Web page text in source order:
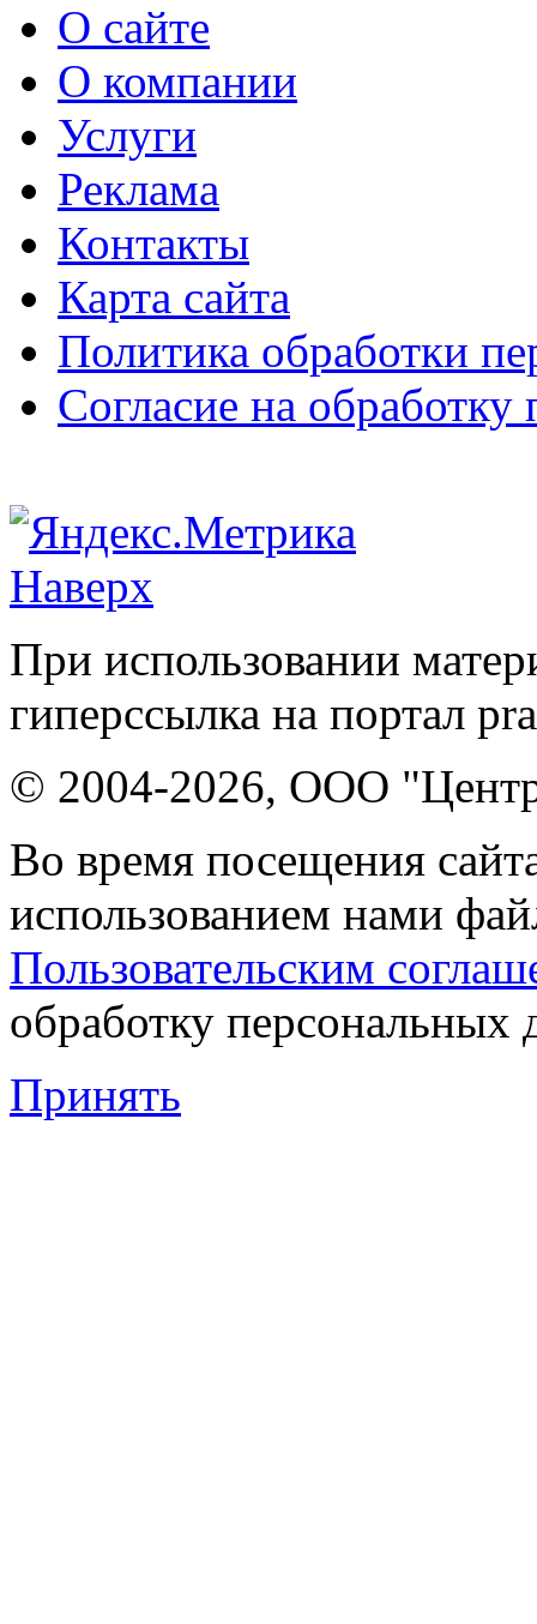
О сайте
О компании
Услуги
Реклама
Контакты
Карта сайта
Политика обработки
Согласие на
Наверх
При использовании
гиперссылка на портал
© 2004-2026, ООО "Центр
Во время посещения
использованием нами
Пользовательским
обработку персональных
Принять